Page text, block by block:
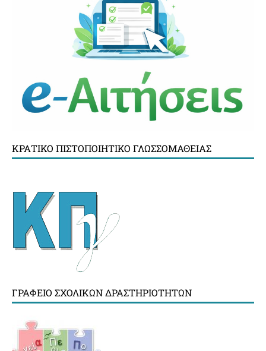
ΚΡΑΤΙΚΌ ΠΙΣΤΟΠΟΙΗΤΙΚΌ ΓΛΩΣΣΟΜΆΘΕΙΑΣ
ΓΡΑΦΕΊΟ ΣΧΟΛΙΚΏΝ ΔΡΑΣΤΗΡΙΟΤΉΤΩΝ